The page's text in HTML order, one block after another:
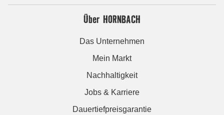
Über HORNBACH
Das Unternehmen
Mein Markt
Nachhaltigkeit
Jobs & Karriere
Dauertiefpreisgarantie